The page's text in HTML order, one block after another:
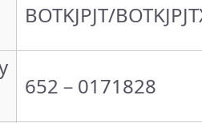
BOTKJPJT/
652－0171828